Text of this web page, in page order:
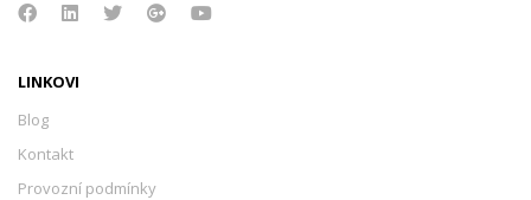
LINKOVI
Blog
Kontakt
Provozní podmínky